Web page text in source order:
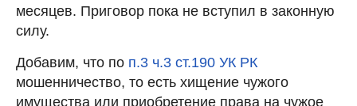
месяцев. Приговор пока не вступил в законную
силу.
Добавим, что по п.3 ч.3 ст.190 УК РК
мошенничество, то есть хищение чужого
имущества или приобретение права на чужое